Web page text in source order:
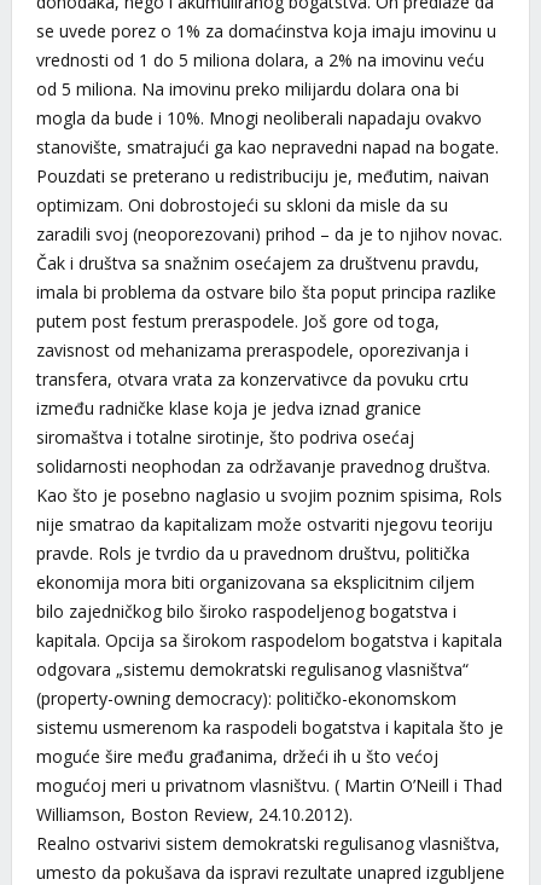
se uvede porez o 1% za domaćinstva koja imaju imovinu u
vrednosti od 1 do 5 miliona dolara, a 2% na imovinu veću
od 5 miliona. Na imovinu preko milijardu dolara ona bi
mogla da bude i 10%. Mnogi neoliberali napadaju ovakvo
stanovište, smatrajući ga kao nepravedni napad na bogate.
Pouzdati se preterano u redistribuciju je, međutim, naivan
optimizam. Oni dobrostojeći su skloni da misle da su
zaradili svoj (neoporezovani) prihod – da je to njihov novac.
Čak i društva sa snažnim osećajem za društvenu pravdu,
imala bi problema da ostvare bilo šta poput principa razlike
putem post festum preraspodele. Još gore od toga,
zavisnost od mehanizama preraspodele, oporezivanja i
transfera, otvara vrata za konzervativce da povuku crtu
između radničke klase koja je jedva iznad granice
siromaštva i totalne sirotinje, što podriva osećaj
solidarnosti neophodan za održavanje pravednog društva.
Kao što je posebno naglasio u svojim poznim spisima, Rols
nije smatrao da kapitalizam može ostvariti njegovu teoriju
pravde. Rols je tvrdio da u pravednom društvu, politička
ekonomija mora biti organizovana sa eksplicitnim ciljem
bilo zajedničkog bilo široko raspodeljenog bogatstva i
kapitala. Opcija sa širokom raspodelom bogatstva i kapitala
odgovara „sistemu demokratski regulisanog vlasništva“
(property-owning democracy): političko-ekonomskom
sistemu usmerenom ka raspodeli bogatstva i kapitala što je
moguće šire među građanima, držeći ih u što većoj
mogućoj meri u privatnom vlasništvu. ( Martin O’Neill i Thad
Williamson, Boston Review, 24.10.2012).
Realno ostvarivi sistem demokratski regulisanog vlasništva,
umesto da pokušava da ispravi rezultate unapred izgubljene